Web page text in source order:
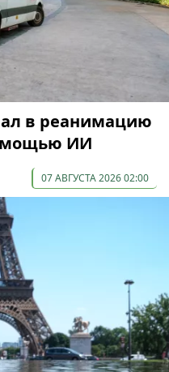
в реанимацию
ИИ
07 АВГУСТА 2026 02:00